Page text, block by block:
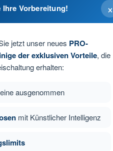
Nächste Frage
×
Ihre Vorbereitung!
jetzt unser neues PRO-
der exklusiven Vorteile, die
erhalten:
ausgenommen
mit Künstlicher Intelligenz